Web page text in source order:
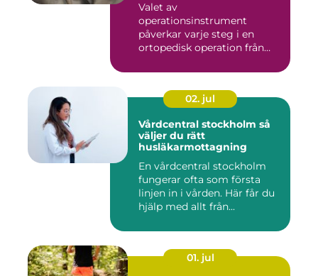
Valet av
operationsinstrument
påverkar varje steg i en
ortopedisk operation från
02. jul
Vårdcentral stockholm så
väljer du rätt
husläkarmottagning
En vårdcentral stockholm
fungerar ofta som första
linjen in i vården. Här får du
hjälp med allt från...
01. jul